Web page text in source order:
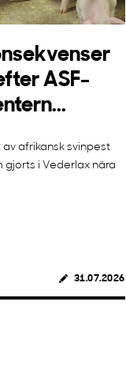
ASF-
afrikansk svinpest
gjorts i Vederlax nära
31.07.2026